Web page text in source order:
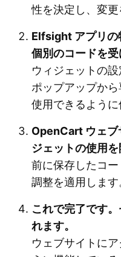
性を決定し、変更
Elfsight アプリの
個別のコードを受
ウィジェットの
ポップアップか
使用できるように
OpenCart ウェブ
ジェットの使用を
前に保存したコー
調整を適用します
これで完了です
れます。
ウェブサイトに